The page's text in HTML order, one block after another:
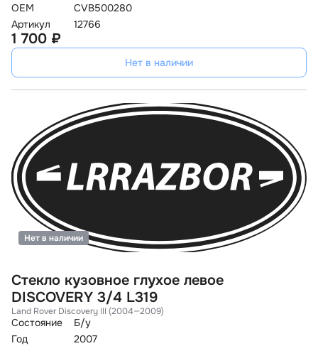
OEM
CVB500280
Артикул
12766
1 700 ₽
Нет в наличии
Стекло кузовное глухое левое
DISCOVERY 3/4 L319
Land Rover Discovery III (2004—2009)
Состояние
Б/у
Год
2007
Нет в наличии